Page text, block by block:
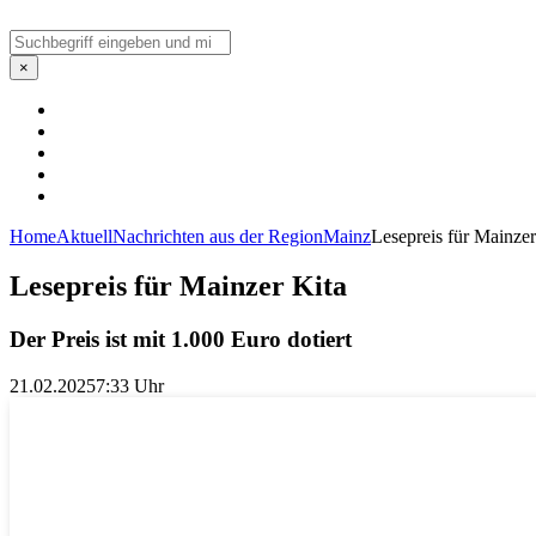
Suchen
×
HomeAktuellNachrichten aus der RegionMainzLesepreis für
Lesepreis für Mainzer Kita
Der Preis ist mit 1.000 Euro dotiert
21.02.20257:33 Uhr